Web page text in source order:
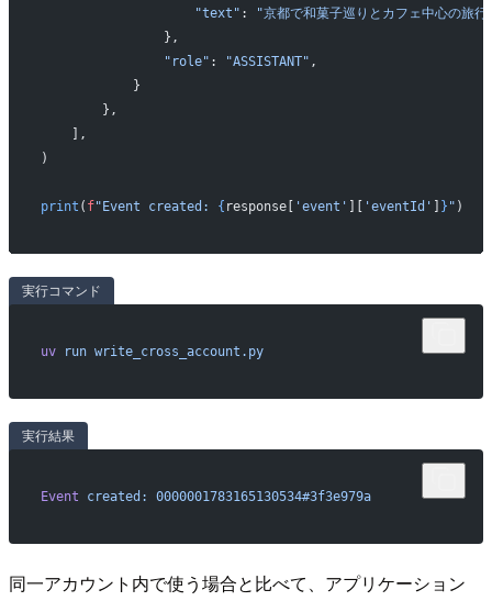
                    "text"
:
"京都で和菓子巡りとカフェ中心の旅
                },
                "role"
: "ASSISTANT" ,
            }
        },
    ],
)
print ( f"Event created: { response[ 'event' 'eventId' } " )
実行コマンド
uv run write_cross_account.py
実行結果
Event created: 0000001783165130534#3f3e979a
同一アカウント内で使う場合と比べて、アプリケーション